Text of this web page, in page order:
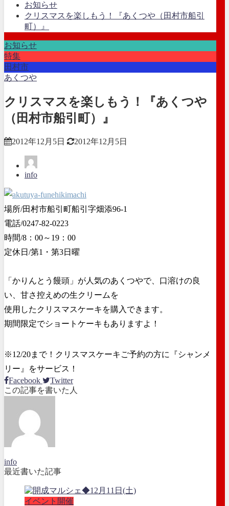
お知らせ
クリスマスを楽しもう！『あくつや（田村市船引
町）』
お知らせ
特集
田村市
あくつや
クリスマスを楽しもう！『あくつや
（田村市船引町）』
2012年12月5日 2012年12月5日
info
場所/田村市船引町船引字畑添96-1
電話/0247-82-0223
時間/8：00～19：00
定休日/第1・第3日曜
「かりんとう饅頭」が人気のあくつやで、口溶けの良
い、甘さ控えめの生クリームを
使用したクリスマスケーキを購入できます。
期間限定でショートケーキもありますよ！
※12/20まで！クリスマスケーキご予約の方に『シャンメ
リー』をサービス！
Facebook
Twitter
この記事を書いた人
info
最近書いた記事
イベント開催